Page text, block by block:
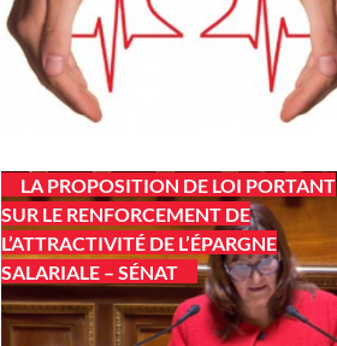
LA PROPOSITION DE LOI PORTANT
SUR LE RENFORCEMENT DE
L’ATTRACTIVITÉ DE L’ÉPARGNE
SALARIALE – SÉNAT